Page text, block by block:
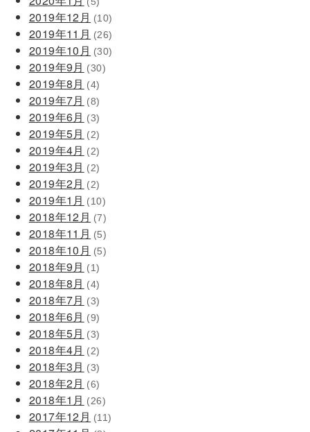
2019年12月 (10)
2019年11月 (26)
2019年10月 (30)
2019年9月 (30)
2019年8月 (4)
2019年7月 (8)
2019年6月 (3)
2019年5月 (2)
2019年4月 (2)
2019年3月 (2)
2019年2月 (2)
2019年1月 (10)
2018年12月 (7)
2018年11月 (5)
2018年10月 (5)
2018年9月 (1)
2018年8月 (4)
2018年7月 (3)
2018年6月 (9)
2018年5月 (3)
2018年4月 (2)
2018年3月 (3)
2018年2月 (6)
2018年1月 (26)
2017年12月 (11)